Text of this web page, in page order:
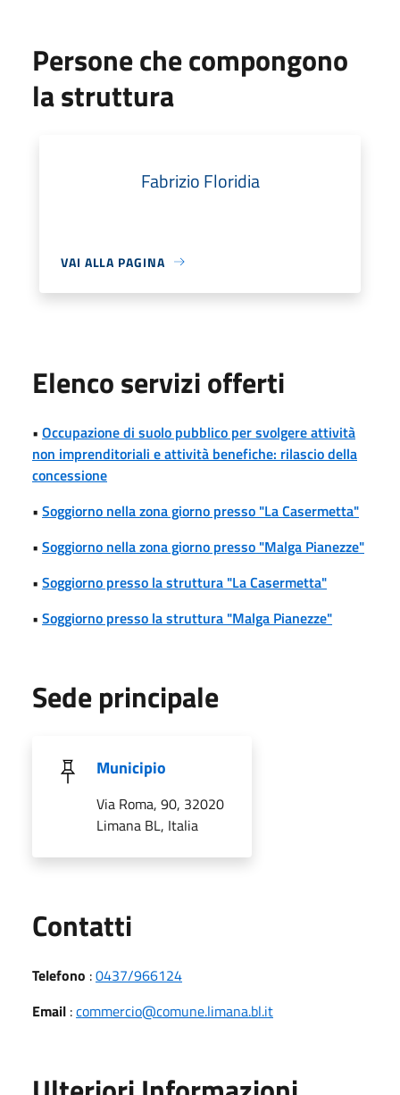
Persone che compongono
la struttura
Fabrizio Floridia
VAI ALLA PAGINA
Elenco servizi offerti
• Occupazione di suolo pubblico per svolgere attività
non imprenditoriali e attività benefiche: rilascio della
concessione
• Soggiorno nella zona giorno presso "La Casermetta"
• Soggiorno nella zona giorno presso "Malga Pianezze"
• Soggiorno presso la struttura "La Casermetta"
• Soggiorno presso la struttura "Malga Pianezze"
Sede principale
Municipio
Via Roma, 90, 32020
Limana BL, Italia
Contatti
Telefono :0437/966124
Email :commercio@comune.limana.bl.it